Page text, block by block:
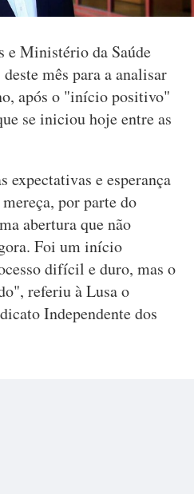
e Ministério da Saúde
mês para a analisar
após o "início positivo"
se iniciou hoje entre as
expectativas e esperança
por parte do
abertura que não
Foi um início
difícil e duro, mas o
referiu à Lusa o
Independente dos